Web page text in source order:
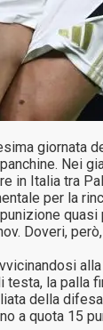
giornata
Nei
Italia tra
per la
Doveri,
la
della
a quota 15